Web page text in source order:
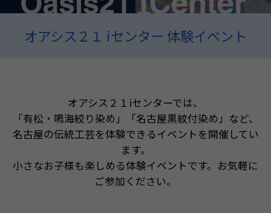
オアシス２１ iセンター 体験イベント
オアシス２１iセンターでは、
「有松・鳴海絞り染め」「名古屋黒紋付染め」など、
名古屋の伝統工芸を体験できるイベントを開催してい
ます。
小さなお子様も楽しめる体験イベントです。お気軽に
ご参加ください。